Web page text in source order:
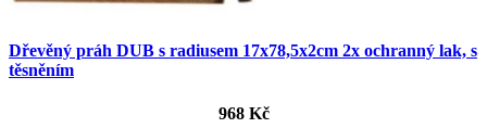
Dřevěný práh DUB s radiusem 17x78,5x2cm 2x ochranný lak, s
těsněním
968 Kč